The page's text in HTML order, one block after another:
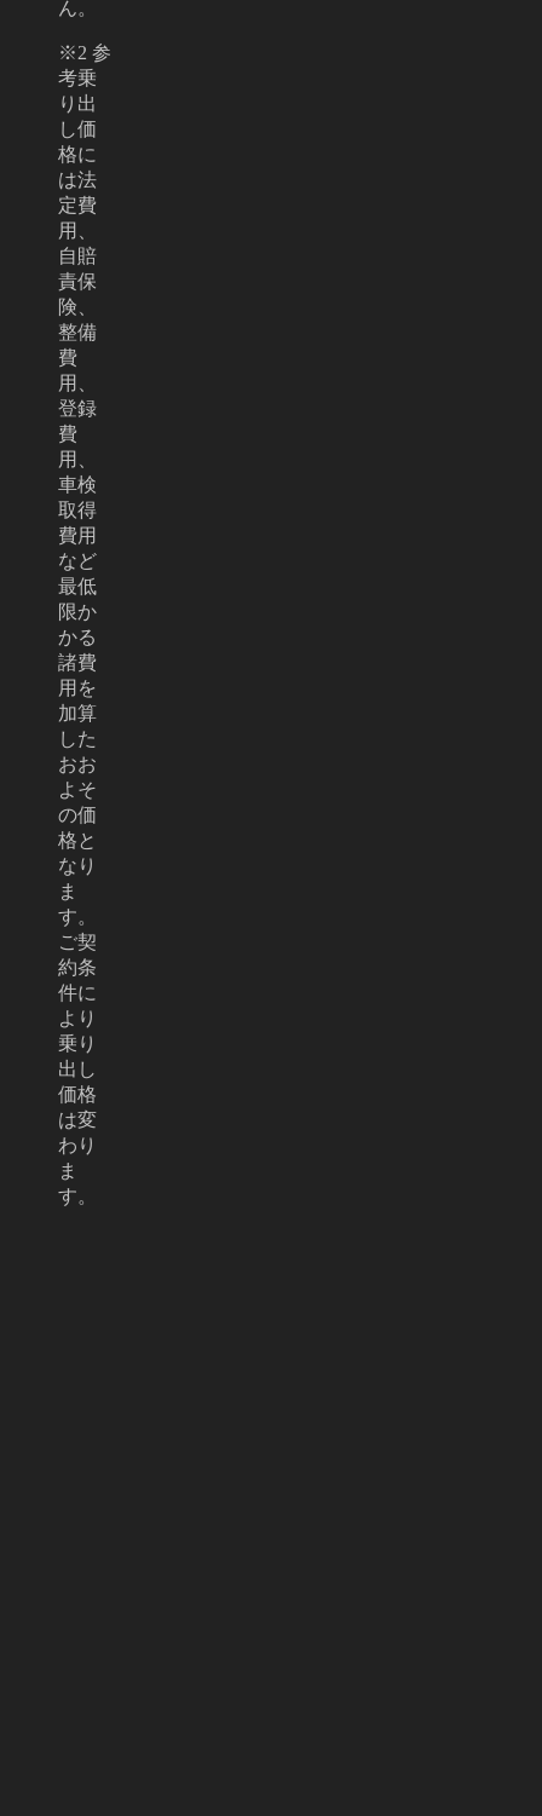
ん。
※2 参
考乗
り出
し価
格に
は法
定費
用、
自賠
責保
険、
整備
費
用、
登録
費
用、
車検
取得
費用
など
最低
限か
かる
諸費
用を
加算
した
おお
よそ
の価
格と
なり
ま
す。
ご契
約条
件に
より
乗り
出し
価格
は変
わり
ま
す。